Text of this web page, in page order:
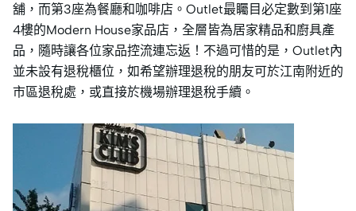
舖，而第3座為餐廳和咖啡店。Outlet最矚目必定數到第1座
4樓的Modern House家品店，全層皆為居家精品和廚具產
品，隨時讓各位家品控流連忘返！不過可惜的是，Outlet內
並未設有退稅櫃位，如希望辦理退稅的朋友可於江南附近的
市區退稅處，或直接於機場辦理退稅手續。